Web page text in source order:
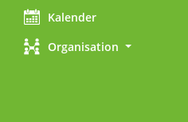
Kalender
Organisation